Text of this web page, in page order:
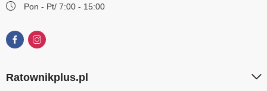
Pon - Pt/ 7:00 - 15:00
Ratownikplus.pl